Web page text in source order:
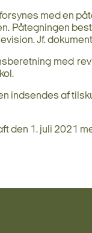
med en
Påtegningen
Jf.
med
indsendes af
1. juli 2021